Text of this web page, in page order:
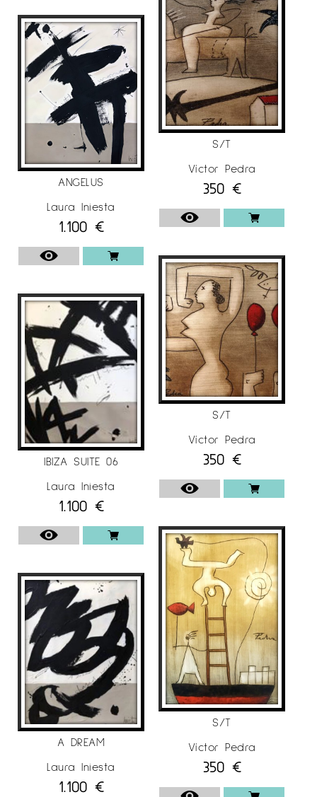
ANGELUS
Laura Iniesta
1.100 €
IBIZA SUITE 06
Laura Iniesta
1.100 €
A DREAM
Laura Iniesta
1.100 €
S/T
Víctor Pedra
350 €
S/T
Víctor Pedra
350 €
S/T
Víctor Pedra
350 €